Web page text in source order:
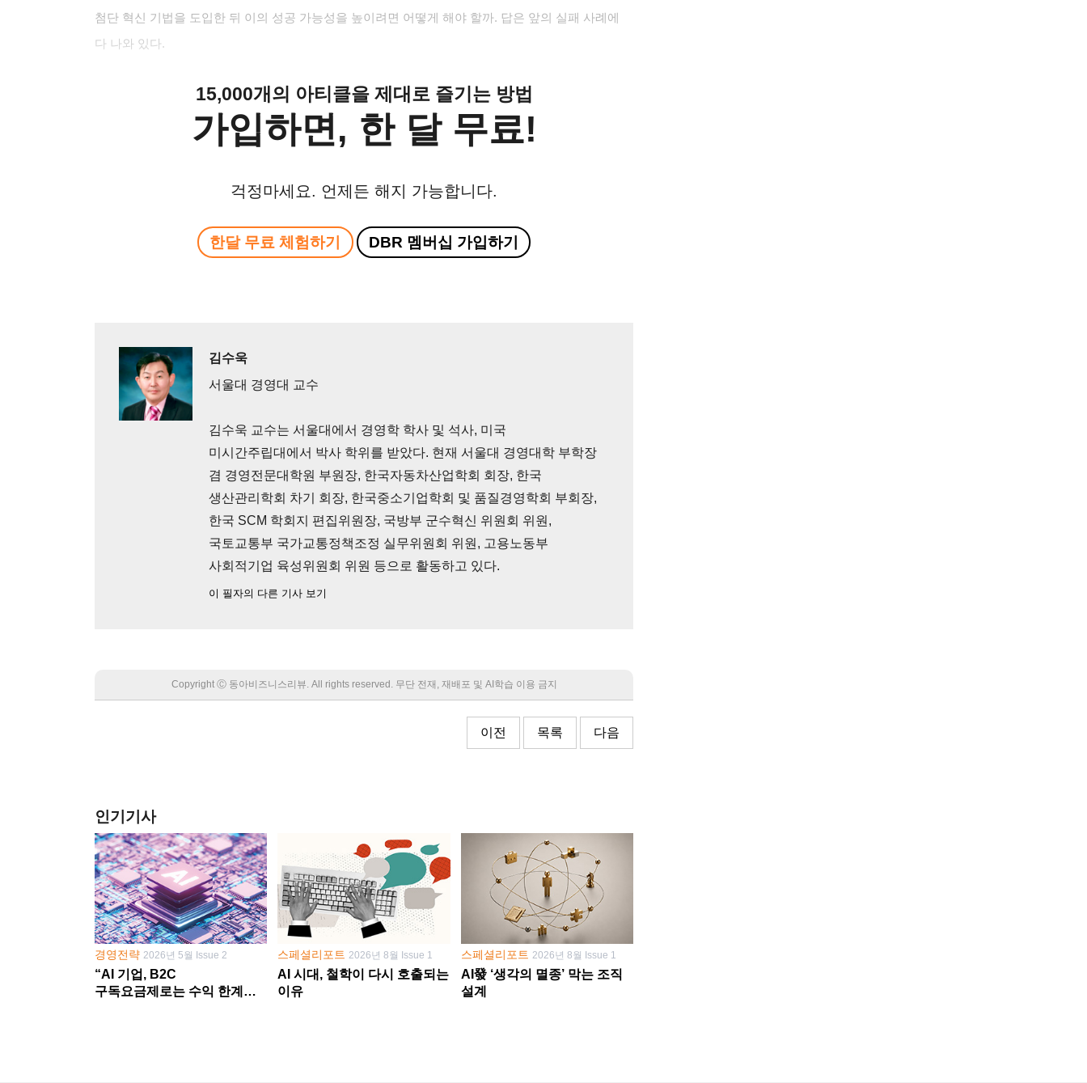
첨단 혁신 기법을 도입한 뒤 이의 성공 가능성을 높이려면 어떻게 해야 할까. 답은 앞의 실패 사례에
다 나와 있다.
15,000개의 아티클을 제대로 즐기는 방법
가입하면, 한 달 무료!
걱정마세요. 언제든 해지 가능합니다.
한달 무료 체험하기 DBR 멤버십 가입하기
김수욱
서울대 경영대 교수
김수욱 교수는 서울대에서 경영학 학사 및 석사, 미국
미시간주립대에서 박사 학위를 받았다. 현재 서울대 경영대학 부학장
겸 경영전문대학원 부원장, 한국자동차산업학회 회장, 한국
생산관리학회 차기 회장, 한국중소기업학회 및 품질경영학회 부회장,
한국 SCM 학회지 편집위원장, 국방부 군수혁신 위원회 위원,
국토교통부 국가교통정책조정 실무위원회 위원, 고용노동부
사회적기업 육성위원회 위원 등으로 활동하고 있다.
이 필자의 다른 기사 보기
Copyright Ⓒ 동아비즈니스리뷰. All rights reserved. 무단 전재, 재배포 및 AI학습 이용 금지
이전 목록 다음
인기기사
경영전략 2026년 5월 Issue 2
“AI 기업, B2C
구독요금제로는 수익 한계
스페셜리포트 2026년 8월 Issue 1
AI 시대, 철학이 다시 호출되는
이유
스페셜리포트 2026년 8월 Issue 1
AI發 ‘생각의 멸종’ 막는 조직
설계